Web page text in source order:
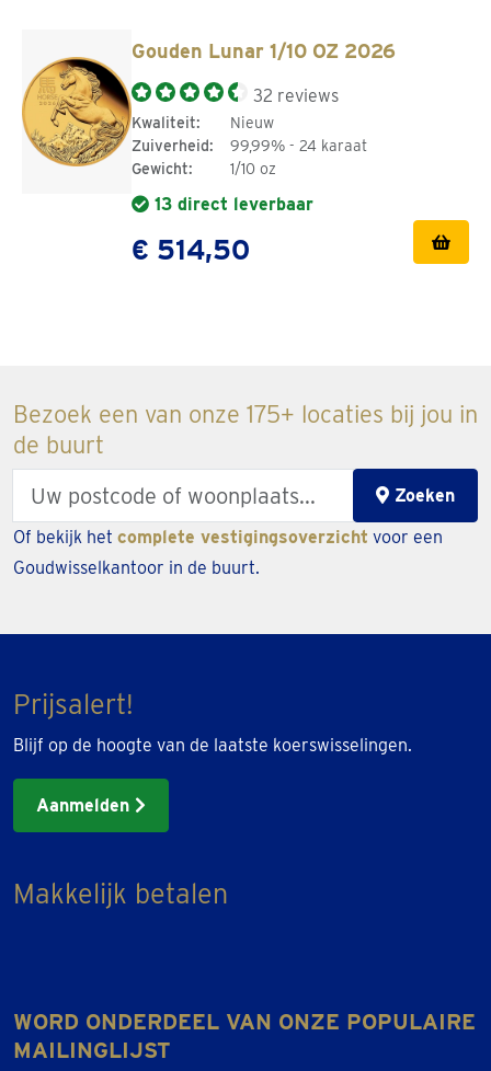
denken graag met je mee!Gouden Lunar 1/10 OZ 2026
32 reviews
Kwaliteit:
Nieuw
Zuiverheid:
99,99% - 24 karaat
Gewicht:
1/10 oz
13 direct leverbaar
€ 514,50
Bezoek een van onze 175+ locaties bij jou in
de buurt
zipcode
or
Zoeken
Of bekijk het complete vestigingsoverzicht voor een
Goudwisselkantoor in de buurt.
Prijsalert!
Blijf op de hoogte van de laatste koerswisselingen.
Aanmelden
Makkelijk betalen
WORD ONDERDEEL VAN ONZE POPULAIRE
MAILINGLIJST